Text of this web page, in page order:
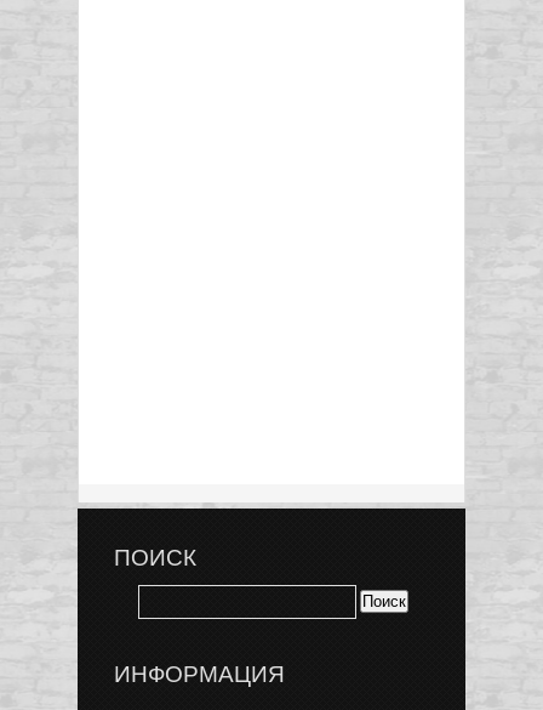
ПОИСК
ИНФОРМАЦИЯ